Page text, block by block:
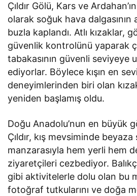
Çıldır Gölü, Kars ve
olarak soğuk hava dalgasının
buzla kaplandı. Atlı kızaklar,
güvenlik kontrolünü yaparak
tabakasının güvenli seviyeye
ediyorlar. Böylece kışın en
deneyimlerinden biri olan
yeniden başlamış oldu.
Doğu Anadolu’nun en büyük
Çıldır, kış mevsiminde beyaza
manzarasıyla hem yerli hem
ziyaretçileri cezbediyor.
gibi aktivitelerle dolu olan bu
fotoğraf tutkularını ve doğa